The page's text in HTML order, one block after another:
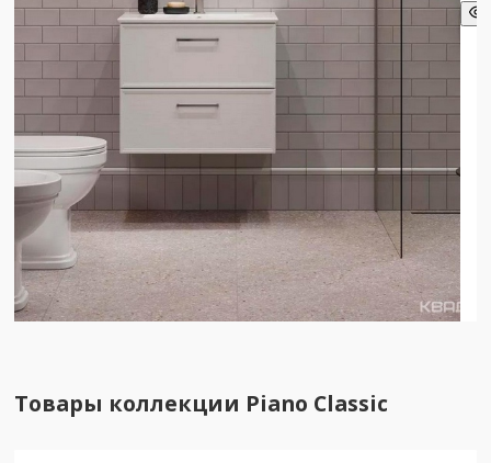
Товары коллекции Piano Classic